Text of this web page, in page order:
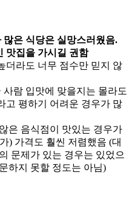
은 식당은 실망스러웠음.
맛집을 가시길 권함
더라도 너무 점수만 믿지 않
사람 입맛에 맞을지는 몰라도
고 평하기 어려운 경우가 많
은 음식점이 맛있는 경우가
) 가격도 훨씬 저렴했음 (대
문제가 있는 경우는 있었으
하지 못할 정도는 아님)